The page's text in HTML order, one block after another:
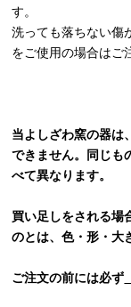
す。
洗っても落ちない傷
をご使用の場合はご
当よしざわ窯の器は
できません。同じも
べて異なります。
買い足しをされる場
のとは、色・形・大
ご注文の前には必ず